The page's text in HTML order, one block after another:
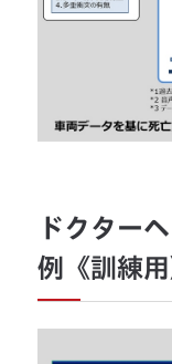
ドクター
例《訓練用